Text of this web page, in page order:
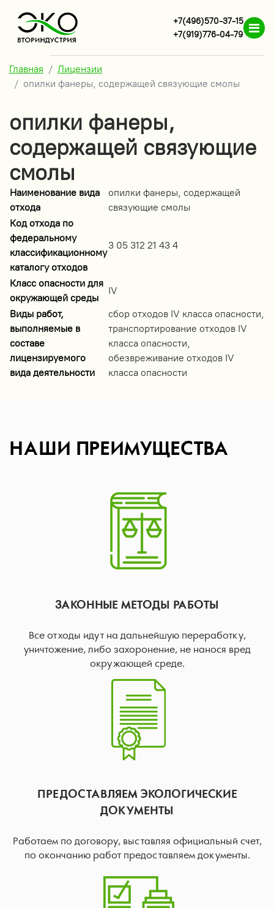
+7(496)570-37-15
+7(919)776-04-79
Главная
Лицензии
опилки фанеры, содержащей связующие смолы
опилки фанеры,
содержащей связующие
смолы
Наименование вида
отхода
опилки фанеры, содержащей
связующие смолы
Код отхода по
федеральному
классификационному
каталогу отходов
3 05 312 21 43 4
Класс опасности для
окружающей среды
IV
Виды работ,
выполняемые в
составе
лицензируемого
вида деятельности
сбор отходов IV класса опасности,
транспортирование отходов IV
класса опасности,
обезвреживание отходов IV
класса опасности
НАШИ ПРЕИМУЩЕСТВА
ЗАКОННЫЕ МЕТОДЫ РАБОТЫ
Все отходы идут на дальнейшую переработку,
уничтожение, либо захоронение, не нанося вред
окружающей среде.
ПРЕДОСТАВЛЯЕМ ЭКОЛОГИЧЕСКИЕ
ДОКУМЕНТЫ
Работаем по договору, выставляя официальный счет,
по окончанию работ предоставляем документы.